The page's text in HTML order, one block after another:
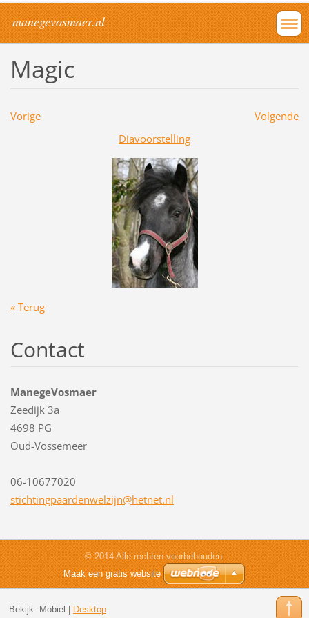
manegevosmaer.nl
Magic
Vorige
Volgende
Diavoorstelling
« Terug
Contact
ManegeVosmaer
Zeedijk 3a
4698 PG
Oud-Vossemeer
06-10677020
stichtingpaardenwelzijn@hetnet.nl
© 2014 Alle rechten voorbehouden.
Maak een gratis website
Bekijk: Mobiel Desktop